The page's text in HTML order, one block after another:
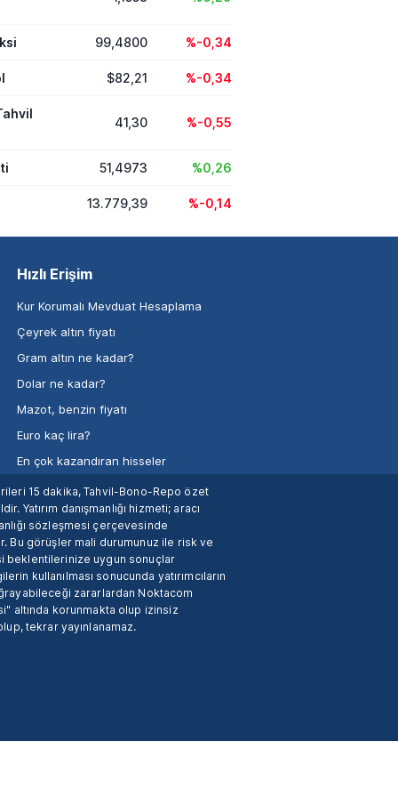
99,4800 %-0,34
$82,21 %-0,34
41,30 %-0,55
51,4973 %0,26
13.779,39 %-0,14
Hızlı Erişim
Kur Korumalı Mevduat Hesaplama
Çeyrek altın fiyatı
Gram altın ne kadar?
Dolar ne kadar?
Mazot, benzin fiyatı
Euro kaç lira?
En çok kazandıran hisseler
15 dakika, Tahvil-Bono-Repo özet
Yatırım danışmanlığı hizmeti; aracı
sözleşmesi çerçevesinde
Bu görüşler mali durumunuz ile risk ve
beklentilerinize uygun sonuçlar
kullanılması sonucunda yatırımcıların
zararlardan Noktacom
altında korunmakta olup izinsiz
tekrar yayınlanamaz.